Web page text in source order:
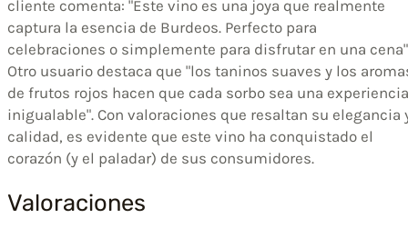
cliente comenta: "Este vino es una joya que realmente
captura la esencia de Burdeos. Perfecto para
celebraciones o simplemente para disfrutar en una
Otro usuario destaca que "los taninos suaves y los
de frutos rojos hacen que cada sorbo sea una experiencia
inigualable". Con valoraciones que resaltan su elegancia
calidad, es evidente que este vino ha conquistado el
corazón (y el paladar) de sus consumidores.
Valoraciones